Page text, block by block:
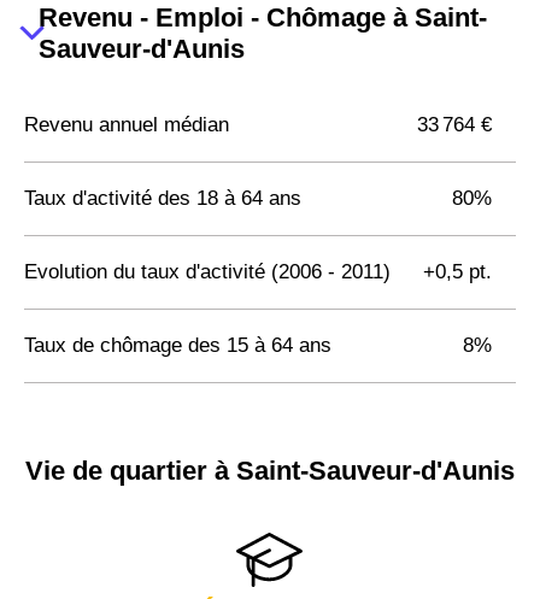
Revenu - Emploi - Chômage à Saint-
Sauveur-d'Aunis
Revenu annuel médian 33 764 €
Taux d'activité des 18 à 64 ans 80%
Evolution du taux d'activité (2006 - 2011) +0,5 pt.
Taux de chômage des 15 à 64 ans 8%
Vie de quartier à Saint-Sauveur-d'Aunis